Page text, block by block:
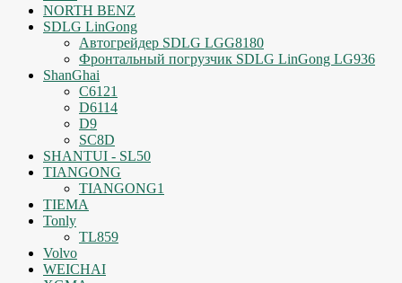
NORTH BENZ
SDLG LinGong
Автогрейдер SDLG LGG8180
Фронтальный погрузчик SDLG LinGong LG936
ShanGhai
C6121
D6114
D9
SC8D
SHANTUI - SL50
TIANGONG
TIANGONG1
TIEMA
Tonly
TL859
Volvo
WEICHAI